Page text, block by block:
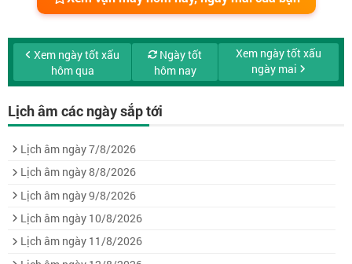
Xem ngày tốt xấu
hôm qua
Ngày tốt
hôm nay
Xem ngày tốt xấu
ngày mai
Lịch âm các ngày sắp tới
Lịch âm ngày 7/8/2026
Lịch âm ngày 8/8/2026
Lịch âm ngày 9/8/2026
Lịch âm ngày 10/8/2026
Lịch âm ngày 11/8/2026